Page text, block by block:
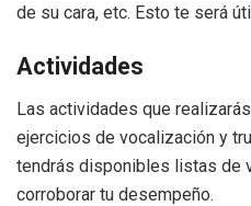
de su cara, etc. Esto te será
Actividades
Las actividades que
ejercicios de vocalización y
tendrás disponibles listas de
corroborar tu desempeño.